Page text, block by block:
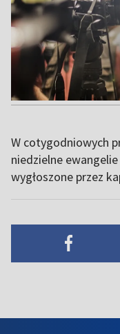
W cotygodniowych
niedzielne
wygłoszone przez